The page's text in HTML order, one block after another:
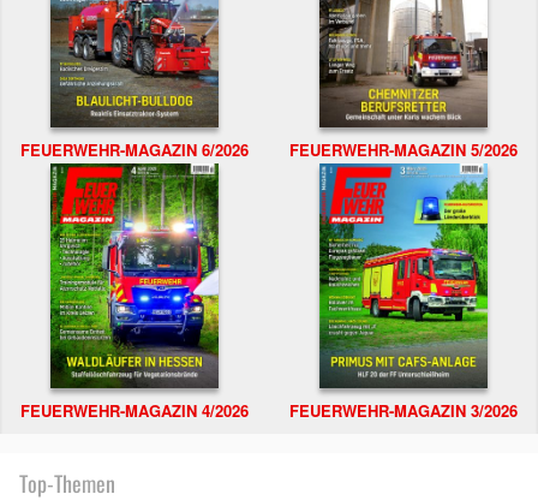
FEUERWEHR-MAGAZIN 6/2026 FEUERWEHR-MAGAZIN 5/2026
FEUERWEHR-MAGAZIN 4/2026 FEUERWEHR-MAGAZIN 3/2026
Top-Themen